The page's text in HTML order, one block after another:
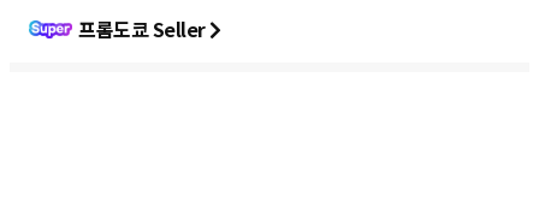
프롬도쿄 Seller